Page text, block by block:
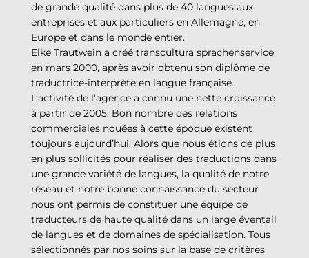
de grande qualité dans plus de 40 langues aux
entreprises et aux particuliers en Allemagne, en
Europe et dans le monde entier.
Elke Trautwein a créé transcultura sprachenservice
en mars 2000, après avoir obtenu son diplôme de
traductrice-interprète en langue française.
L’activité de l’agence a connu une nette croissance
à partir de 2005. Bon nombre des relations
commerciales nouées à cette époque existent
toujours aujourd’hui. Alors que nous étions de plus
en plus sollicités pour réaliser des traductions dans
une grande variété de langues, la qualité de notre
réseau et notre bonne connaissance du secteur
nous ont permis de constituer une équipe de
traducteurs de haute qualité dans un large éventail
de langues et de domaines de spécialisation. Tous
sélectionnés par nos soins sur la base de critères